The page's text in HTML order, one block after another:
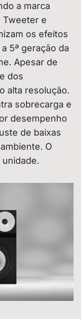
a marca
Tweeter e
os efeitos
5ª geração da
Apesar de
dos
alta resolução.
sobrecarga e
desempenho
de baixas
O